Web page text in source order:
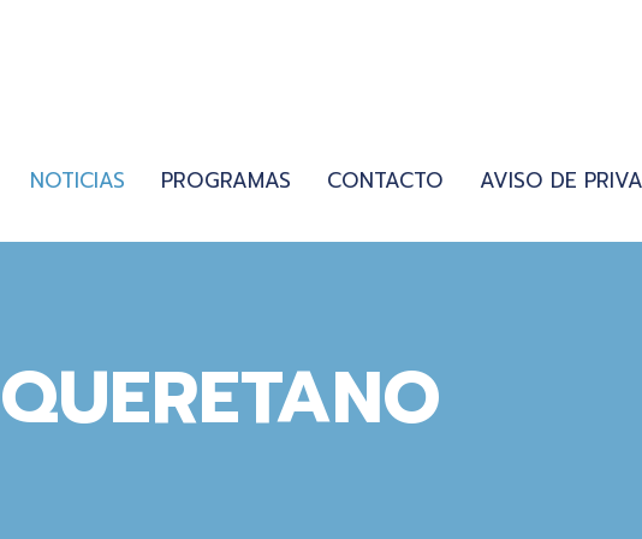
NOTICIAS PROGRAMAS CONTACTO AVISO DE